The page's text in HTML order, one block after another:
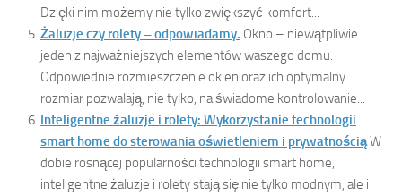
Dzięki nim możemy nie tylko zwiększyć komfort...
Żaluzje czy rolety – odpowiadamy. Okno – niewątpliwie
jeden z najważniejszych elementów waszego domu.
Odpowiednie rozmieszczenie okien oraz ich optymalny
rozmiar pozwalają, nie tylko, na świadome kontrolowanie...
Inteligentne żaluzje i rolety: Wykorzystanie technologii
smart home do sterowania oświetleniem i prywatnościąW
dobie rosnącej popularności technologii smart home,
inteligentne żaluzje i rolety stają się nie tylko modnym, ale i